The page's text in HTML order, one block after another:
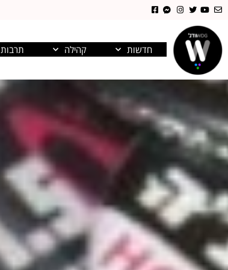
חדשות קהילה תרבות